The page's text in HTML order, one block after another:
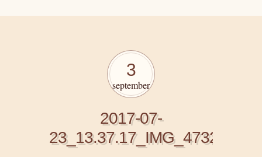
3
september
2017-07-
23_13.37.17_IMG_4732